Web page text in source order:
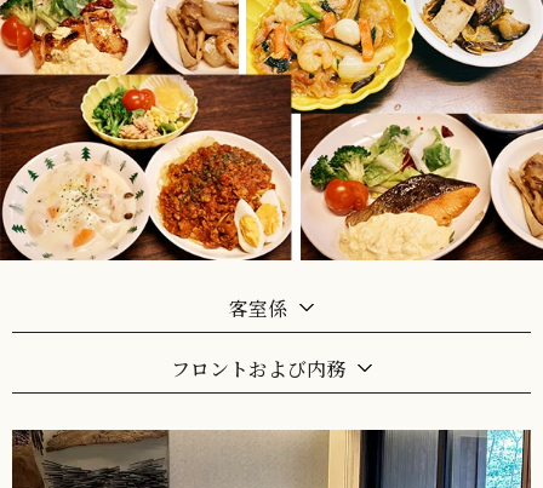
客室係
フロントおよび内務